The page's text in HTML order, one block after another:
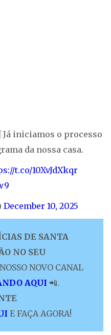
Já iniciamos o processo
da nossa casa.
t.co/10XvJdXkqr
December 10, 2025
DE SANTA
NO SEU
NOVO CANAL
AQUI 📲.
E FAÇA AGORA!